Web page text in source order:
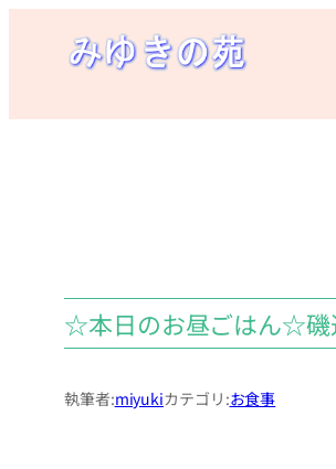
☆本日のお昼ごはん☆磯
執筆者:miyukiカテゴリ:お食事